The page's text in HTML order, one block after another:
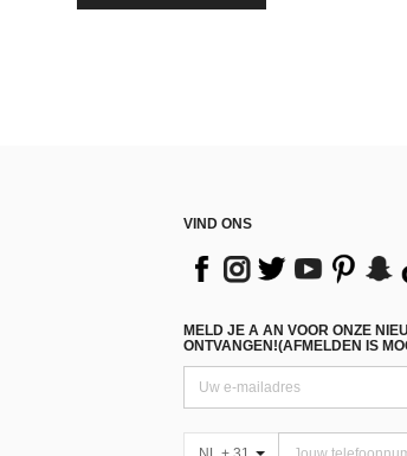
VIND ONS
MELD JE A AN VOOR ONZE
ONTVANGEN!(AFMELDEN IS